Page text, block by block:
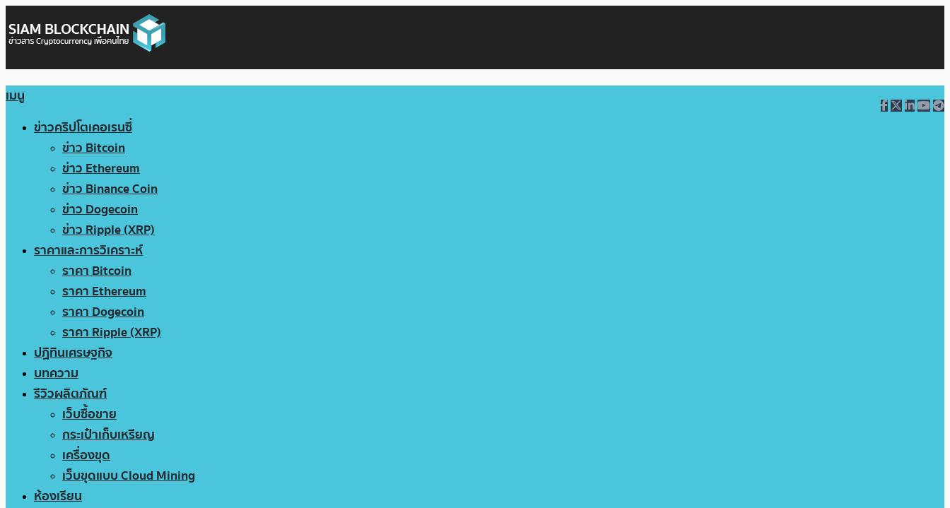
เมนู
ข่าวคริปโตเคอเรนซี่
ข่าว Bitcoin
ข่าว Ethereum
ข่าว Binance Coin
ข่าว Dogecoin
ข่าว Ripple (XRP)
ราคาและการวิเคราะห์
ราคา Bitcoin
ราคา Ethereum
ราคา Dogecoin
ราคา Ripple (XRP)
ปฏิทินเศรษฐกิจ
บทความ
รีวิวผลิตภัณฑ์
เว็บซื้อขาย
กระเป๋าเก็บเหรียญ
เครื่องขุด
เว็บขุดแบบ Cloud Mining
ห้องเรียน